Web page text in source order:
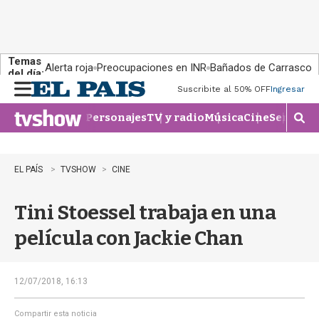
Temas
del día:Alerta roja Preocupaciones en INR Bañados de Carrasco
n
u
Suscribite al 50% OFFIngresar
PersonajesTV y radioMúsicaCineSeries
M
o
e
EL PAÍS TVSHOW CINE
Tini Stoessel trabaja en una
película con Jackie Chan
12/07/2018, 16:13
Compartir esta noticia